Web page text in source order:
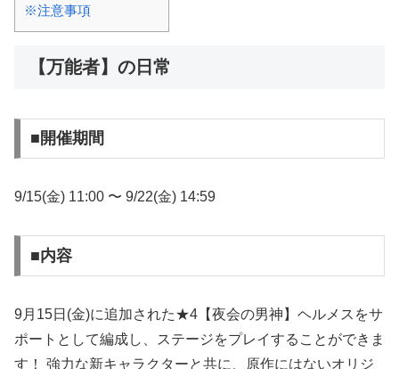
※注意事項
【万能者】の日常
■開催期間
9/15(金) 11:00 〜 9/22(金) 14:59
■内容
9月15日(金)に追加された★4【夜会の男神】ヘルメスをサ
ポートとして編成し、ステージをプレイすることができま
す！ 強力な新キャラクターと共に、原作にはないオリジ